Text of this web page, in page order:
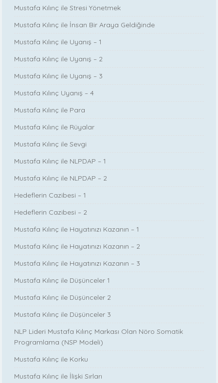
Mustafa Kılınç ile Stresi Yönetmek
Mustafa Kılınç ile İnsan Bir Araya Geldiğinde
Mustafa Kılınç ile Uyanış – 1
Mustafa Kılınç ile Uyanış – 2
Mustafa Kılınç ile Uyanış – 3
Mustafa Kılınç Uyanış – 4
Mustafa Kılınç ile Para
Mustafa Kılınç ile Rüyalar
Mustafa Kılınç ile Sevgi
Mustafa Kılınç ile NLPDAP – 1
Mustafa Kılınç ile NLPDAP – 2
Hedeflerin Cazibesi – 1
Hedeflerin Cazibesi – 2
Mustafa Kılınç ile Hayatınızı Kazanın – 1
Mustafa Kılınç ile Hayatınızı Kazanın – 2
Mustafa Kılınç ile Hayatınızı Kazanın – 3
Mustafa Kılınç ile Düşünceler 1
Mustafa Kılınç ile Düşünceler 2
Mustafa Kılınç ile Düşünceler 3
NLP Lideri Mustafa Kılınç Markası Olan Nöro Somatik
Programlama (NSP Modeli)
Mustafa Kılınç ile Korku
Mustafa Kılınç ile İlişki Sırları